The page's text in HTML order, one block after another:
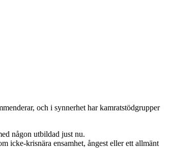
och i synnerhet har kamratstödgrupper
någon utbildad just nu.
icke-krisnära ensamhet, ångest eller ett allmänt